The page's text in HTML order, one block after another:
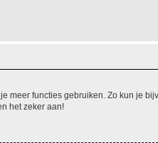
meer functies gebruiken. Zo kun je
het zeker aan!